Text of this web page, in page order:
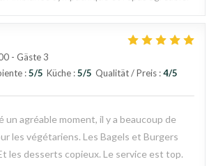
- Gäste 3
:5/5 Küche :5/5 Qualität / Preis :4/5
un agréable moment, il y a beaucoup de
les végétariens. Les Bagels et Burgers
les desserts copieux. Le service est top.